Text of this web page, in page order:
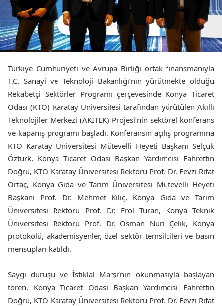
Türkiye Cumhuriyeti ve Avrupa Birliği ortak finansmanıyla
T.C. Sanayi ve Teknoloji Bakanlığı’nın yürütmekte olduğu
Rekabetçi Sektörler Programı çerçevesinde Konya Ticaret
Odası (KTO) Karatay Üniversitesi tarafından yürütülen Akıllı
Teknolojiler Merkezi (AKİTEK) Projesi’nin sektörel konferans
ve kapanış programı başladı. Konferansın açılış programına
KTO Karatay Üniversitesi Mütevelli Heyeti Başkanı Selçuk
Öztürk, Konya Ticaret Odası Başkan Yardımcısı Fahrettin
Doğru, KTO Karatay Üniversitesi Rektörü Prof. Dr. Fevzi Rifat
Ortaç, Konya Gıda ve Tarım Üniversitesi Mütevelli Heyeti
Başkanı Prof. Dr. Mehmet Kılıç, Konya Gıda ve Tarım
Üniversitesi Rektörü Prof. Dr. Erol Turan, Konya Teknik
Üniversitesi Rektörü Prof. Dr. Osman Nuri Çelik, Konya
protokolü, akademisyenler, özel sektör temsilcileri ve basın
mensupları katıldı.
Saygı duruşu ve İstiklal Marşı’nın okunmasıyla başlayan
tören, Konya Ticaret Odası Başkan Yardımcısı Fahrettin
Doğru, KTO Karatay Üniversitesi Rektörü Prof. Dr. Fevzi Rifat